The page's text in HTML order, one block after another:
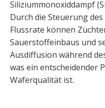
Siliziummonoxiddampf
Durch die Steuerung
Flussrate können
Sauerstoffeinbaus und
Ausdiffusion während
was ein entscheidender
Waferqualität ist.